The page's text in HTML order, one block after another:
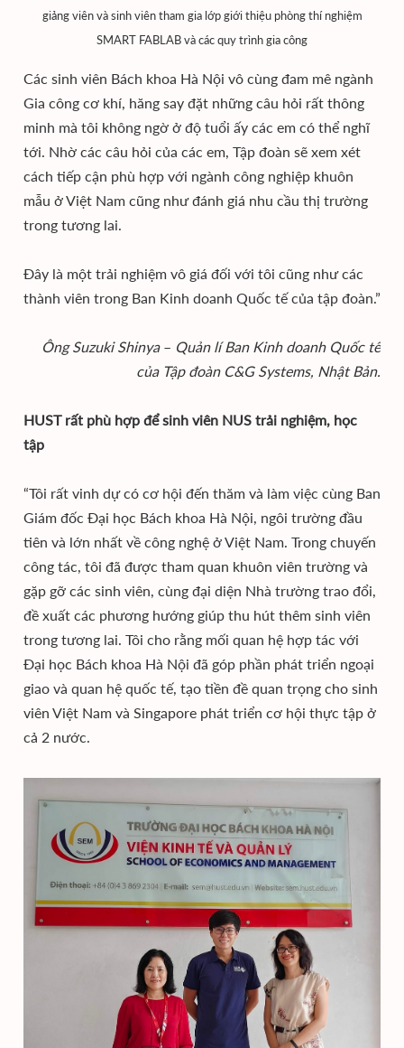
giảng viên và sinh viên tham gia lớp giới thiệu phòng thí nghiệm
SMART FABLAB và các quy trình gia công
Các sinh viên Bách khoa Hà Nội vô cùng đam mê ngành
Gia công cơ khí, hăng say đặt những câu hỏi rất thông
minh mà tôi không ngờ ở độ tuổi ấy các em có thể nghĩ
tới. Nhờ các câu hỏi của các em, Tập đoàn sẽ xem xét
cách tiếp cận phù hợp với ngành công nghiệp khuôn
mẫu ở Việt Nam cũng như đánh giá nhu cầu thị trường
trong tương lai.
Đây là một trải nghiệm vô giá đối với tôi cũng như các
thành viên trong Ban Kinh doanh Quốc tế của tập đoàn.”
Ông Suzuki Shinya – Quản lí Ban Kinh doanh Quốc tế
của Tập đoàn C&G Systems, Nhật Bản.
HUST rất phù hợp để sinh viên NUS trải nghiệm, học
tập
“Tôi rất vinh dự có cơ hội đến thăm và làm việc cùng Ban
Giám đốc Đại học Bách khoa Hà Nội, ngôi trường đầu
tiên và lớn nhất về công nghệ ở Việt Nam. Trong chuyến
công tác, tôi đã được tham quan khuôn viên trường và
gặp gỡ các sinh viên, cùng đại diện Nhà trường trao đổi,
đề xuất các phương hướng giúp thu hút thêm sinh viên
trong tương lai. Tôi cho rằng mối quan hệ hợp tác với
Đại học Bách khoa Hà Nội đã góp phần phát triển ngoại
giao và quan hệ quốc tế, tạo tiền đề quan trọng cho sinh
viên Việt Nam và Singapore phát triển cơ hội thực tập ở
cả 2 nước.